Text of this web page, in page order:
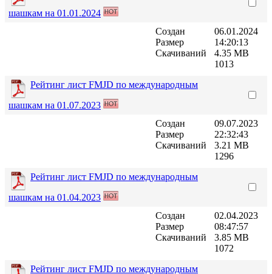
шашкам на 01.01.2024
Создан
Размер
Скачиваний
06.01.2024
14:20:13
4.35 MB
1013
Рейтинг лист FMJD по международным
шашкам на 01.07.2023
Создан
Размер
Скачиваний
09.07.2023
22:32:43
3.21 MB
1296
Рейтинг лист FMJD по международным
шашкам на 01.04.2023
Создан
Размер
Скачиваний
02.04.2023
08:47:57
3.85 MB
1072
Рейтинг лист FMJD по международным